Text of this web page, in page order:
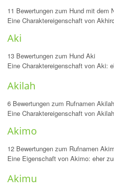
11 Bewertungen zum Hund mit dem
Eine Charaktereigenschaft von
Aki
13 Bewertungen zum Hund Aki
Eine Charaktereigenschaft von Aki:
Akilah
6 Bewertungen zum Rufnamen Akilah
Eine Charaktereigenschaft von
Akimo
12 Bewertungen zum Rufnamen
Eine Eigenschaft von Akimo: eher
Akimu